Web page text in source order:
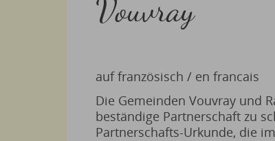
Vouvray
auf französisch / en francais
Die Gemeinden Vouvray und
beständige Partnerschaft zu
Partnerschafts-Urkunde, die